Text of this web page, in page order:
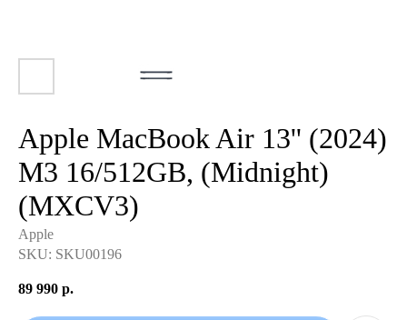
Apple MacBook Air 13'' (2024)
M3 16/512GB, (Midnight)
(MXCV3)
Apple
SKU: SKU00196
89 990 р.